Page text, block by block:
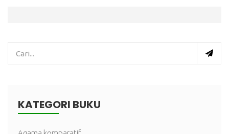
KATEGORI BUKU